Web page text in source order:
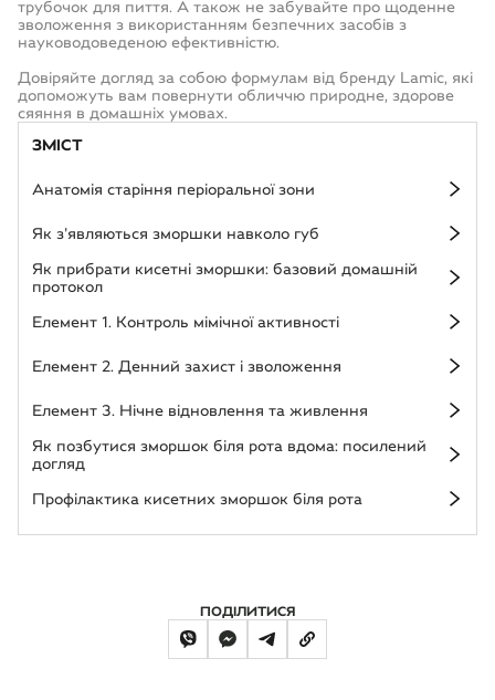
трубочок для пиття. А також не забувайте про щоденне
зволоження з використанням безпечних засобів з
науководоведеною ефективністю.
Довіряйте догляд за собою формулам від бренду Lamic, які
допоможуть вам повернути обличчю природне, здорове
сяяння в домашніх умовах.
ПОДІЛИТИСЯ
ЗМІСТ
Анатомія старіння періоральної зони
Як з'являються зморшки навколо губ
Як прибрати кисетні зморшки: базовий домашній
протокол
Елемент 1. Контроль мімічної активності
Елемент 2. Денний захист і зволоження
Елемент 3. Нічне відновлення та живлення
Як позбутися зморшок біля рота вдома: посилений
догляд
Профілактика кисетних зморшок біля рота